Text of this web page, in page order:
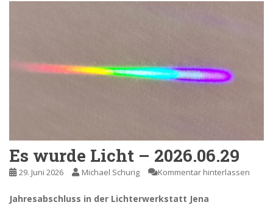
Es wurde Licht – 2026.06.29
29. Juni 2026 Michael Schurig Kommentar hinterlassen
Jahresabschluss in der Lichterwerkstatt Jena